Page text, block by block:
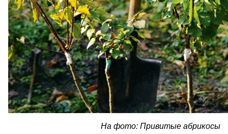
На фото: Привитые абрикосы